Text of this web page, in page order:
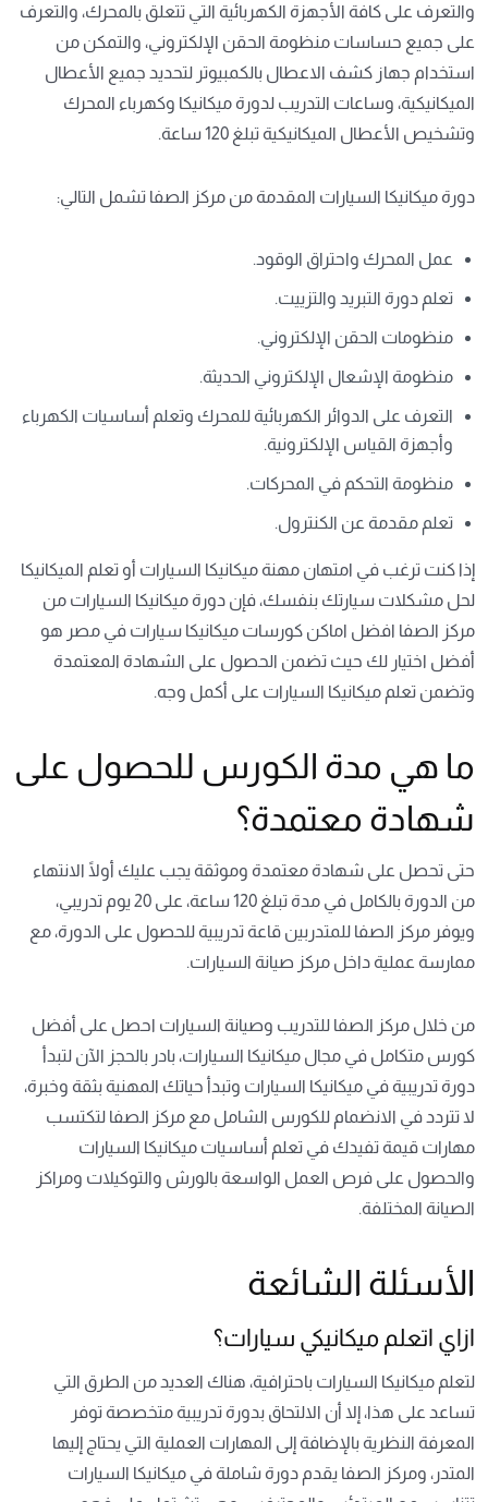
والتعرف على كافة الأجهزة الكهربائية التي تتعلق بالمحرك، والتعرف
على جميع حساسات منظومة الحقن الإلكتروني، والتمكن من
استخدام جهاز كشف الاعطال بالكمبيوتر لتحديد جميع الأعطال
الميكانيكية، وساعات التدريب لدورة ميكانيكا وكهرباء المحرك
وتشخيص الأعطال الميكانيكية تبلغ 120 ساعة.
دورة ميكانيكا السيارات المقدمة من مركز الصفا تشمل التالي:
عمل المحرك واحتراق الوقود.
تعلم دورة التبريد والتزييت.
منظومات الحقن الإلكتروني.
منظومة الإشعال الإلكتروني الحديثة.
التعرف على الدوائر الكهربائية للمحرك وتعلم أساسيات الكهرباء
وأجهزة القياس الإلكترونية.
منظومة التحكم في المحركات.
تعلم مقدمة عن الكنترول.
إذا كنت ترغب في امتهان مهنة ميكانيكا السيارات أو تعلم الميكانيكا
لحل مشكلات سيارتك بنفسك، فإن دورة ميكانيكا السيارات من
مركز الصفا افضل اماكن كورسات ميكانيكا سيارات في مصر هو
أفضل اختيار لك حيث تضمن الحصول على الشهادة المعتمدة
وتضمن تعلم ميكانيكا السيارات على أكمل وجه.
ما هي مدة الكورس للحصول على
شهادة معتمدة؟
حتى تحصل على شهادة معتمدة وموثقة يجب عليك أولًا الانتهاء
من الدورة بالكامل في مدة تبلغ 120 ساعة، على 20 يوم تدريبي،
ويوفر مركز الصفا للمتدربين قاعة تدريبية للحصول على الدورة، مع
ممارسة عملية داخل مركز صيانة السيارات.
من خلال مركز الصفا للتدريب وصيانة السيارات احصل على أفضل
كورس متكامل في مجال ميكانيكا السيارات،بادر بالحجز الآن لتبدأ
دورة تدريبية في ميكانيكا السيارات وتبدأ حياتك المهنية بثقة وخبرة،
لا تتردد في الانضمام للكورس الشامل مع مركز الصفا لتكتسب
مهارات قيمة تفيدك في تعلم أساسيات ميكانيكا السيارات
والحصول على فرص العمل الواسعة بالورش والتوكيلات ومراكز
الصيانة المختلفة.
الأسئلة الشائعة
ازاي اتعلم ميكانيكي سيارات؟
لتعلم ميكانيكا السيارات باحترافية، هناك العديد من الطرق التي
تساعد على هذا، إلا أن الالتحاق بدورة تدريبية متخصصة توفر
المعرفة النظرية بالإضافة إلى المهارات العملية التي يحتاج إليها
المتدر، ومركز الصفا يقدم دورة شاملة في ميكانيكا السيارات